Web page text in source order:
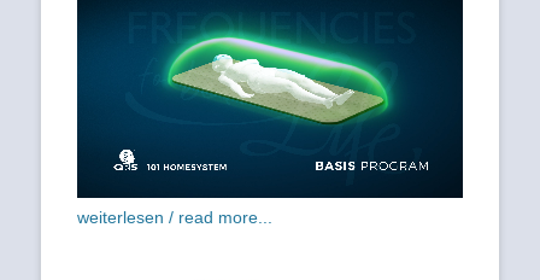
weiterlesen / read more...